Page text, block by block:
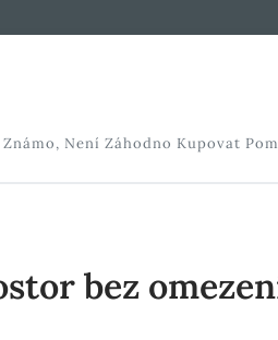
Známo, Není Záhodno Kupovat
bez